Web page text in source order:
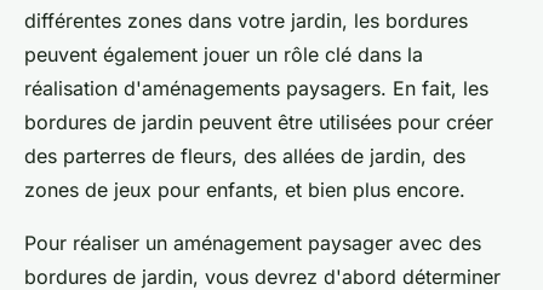
différentes zones dans votre jardin, les bordures
peuvent également jouer un rôle clé dans la
réalisation d'aménagements paysagers. En fait, les
bordures de jardin peuvent être utilisées pour créer
des parterres de fleurs, des allées de jardin, des
zones de jeux pour enfants, et bien plus encore.
Pour réaliser un aménagement paysager avec des
bordures de jardin, vous devrez d'abord déterminer